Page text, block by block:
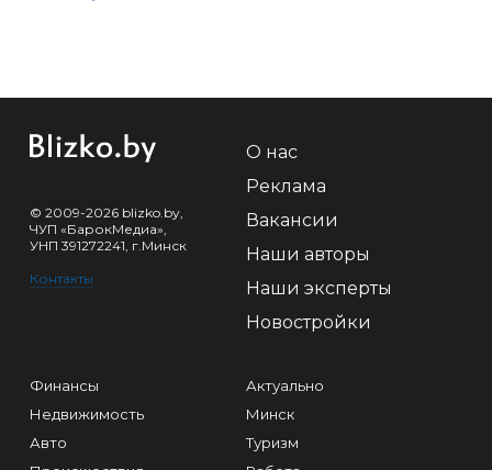
© 2009-2026 blizko.by,
ЧУП «БарокМедиа»,
УНП 391272241, г.Минск
Контакты
О нас
Реклама
Вакансии
Наши авторы
Наши эксперты
Новостройки
Финансы
Недвижимость
Авто
Актуально
Минск
Туризм